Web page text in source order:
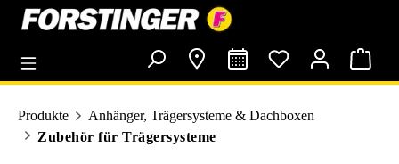
springen
Produkte
Anhänger, Trägersysteme & Dachboxen
Zubehör für Trägersysteme